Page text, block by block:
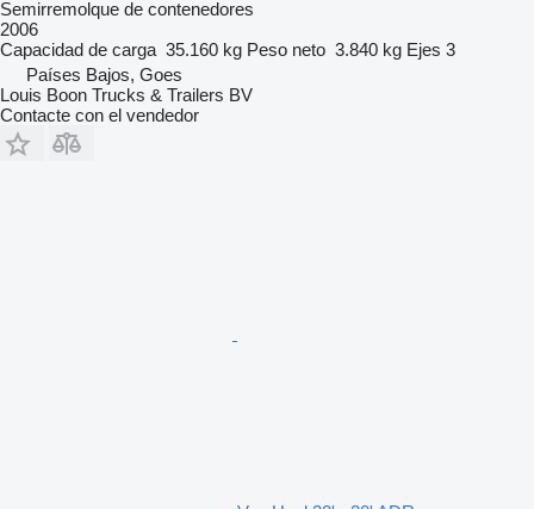
Semirremolque de contenedores
2006
Capacidad de carga 35.160 kg Peso neto 3.840 kg Ejes 3
Países Bajos, Goes
Louis Boon Trucks & Trailers BV
Contacte con el vendedor